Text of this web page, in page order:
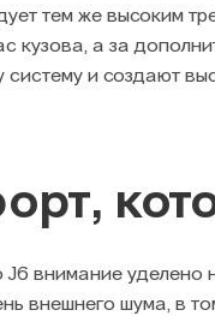
тем же высоким
кузова, а за
систему и создают
J6 внимание уделено
внешнего шума, в